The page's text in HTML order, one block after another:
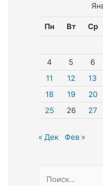
Пн Вт Ср
4
5 6
11
12 13
18
19 20
25
26 27
« Дек Фев »